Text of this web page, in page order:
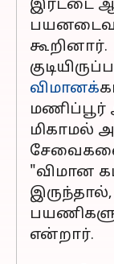
இரட்டை
கூறினார்.
விமானக்
மணிப்பூர்
மிகாமல்
"விமான
என்றார்.